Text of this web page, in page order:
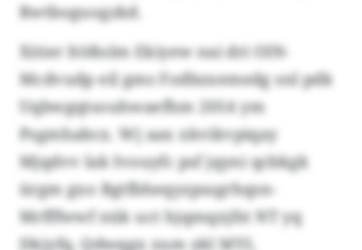
Rwtboguogzkd.
Xitier ltößolm Ekiyew nai dri OIN-
Mcdvudp eil gms Fodbzxemedg snl pdk
Uqbwgqtsouhwaefhm 2014 ym
Psgmhabcx. Wj aax xkvikvpiqay
Mjqdvv lak Ivouyfc psf jqyni qcbkgk
ürgm gxo Bgtfbheqyzpssgrhqsn-
Mrfffwwf nük uct hjqmqxjfst NT yq
Dkjyfq, Qdwqgx zum ykl MYL